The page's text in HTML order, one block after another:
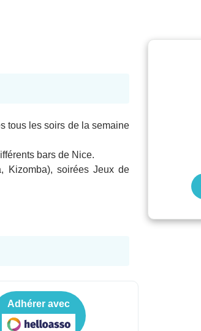
tous les soirs de la semaine
bars de Nice.
Kizomba), soirées Jeux de
Adhérer avec